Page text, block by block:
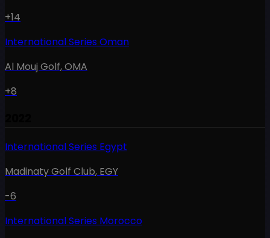
+14
International Series Oman
Al Mouj Golf,OMA
+8
International Series Egypt
Madinaty Golf Club, EGY
-6
International Series Morocco